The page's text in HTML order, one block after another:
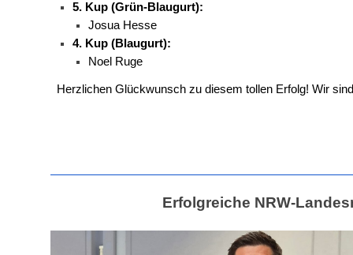
5. Kup (Grün-Blaugurt):
Josua Hesse
4. Kup (Blaugurt):
Noel Ruge
Herzlichen Glückwunsch zu diesem tollen Erfolg! Wir
Erfolgreiche NRW-